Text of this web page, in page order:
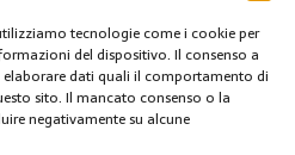
tecnologie come i cookie per
del dispositivo. Il consenso a
dati quali il comportamento di
sito. Il mancato consenso o la
negativamente su alcune
la benedizione alla città con le
sono proseguite il 27 gennaio
con i Principi di Monaco